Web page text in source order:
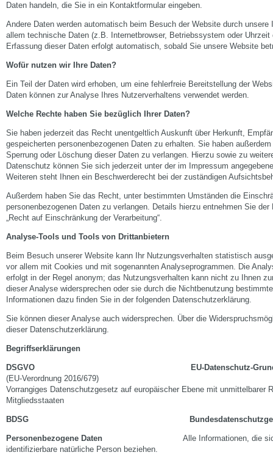
Daten handeln, die Sie in ein Kontaktformular eingeben.
Andere Daten werden automatisch beim Besuch der Website durch
allem technische Daten (z.B. Internetbrowser, Betriebssystem oder
Erfassung dieser Daten erfolgt automatisch, sobald Sie unsere Website
Wofür nutzen wir Ihre Daten?
Ein Teil der Daten wird erhoben, um eine fehlerfreie Bereitstellung der
Daten können zur Analyse Ihres Nutzerverhaltens verwendet werden.
Welche Rechte haben Sie bezüglich Ihrer Daten?
Sie haben jederzeit das Recht unentgeltlich Auskunft über Herkunft,
gespeicherten personenbezogenen Daten zu erhalten. Sie haben
Sperrung oder Löschung dieser Daten zu verlangen. Hierzu sowie zu
Datenschutz können Sie sich jederzeit unter der im Impressum
Weiteren steht Ihnen ein Beschwerderecht bei der zuständigen
Außerdem haben Sie das Recht, unter bestimmten Umständen die
personenbezogenen Daten zu verlangen. Details hierzu entnehmen Sie
„Recht auf Einschränkung der Verarbeitung“.
Analyse-Tools und Tools von Drittanbietern
Beim Besuch unserer Website kann Ihr Nutzungsverhalten statistisch
vor allem mit Cookies und mit sogenannten Analyseprogrammen. Die
erfolgt in der Regel anonym; das Nutzungsverhalten kann nicht zu Ihnen
dieser Analyse widersprechen oder sie durch die Nichtbenutzung
Informationen dazu finden Sie in der folgenden Datenschutzerklärung.
Sie können dieser Analyse auch widersprechen. Über die
dieser Datenschutzerklärung.
Begriffserklärungen
DSGVO EU-Datenschutz-
(EU-Verordnung 2016/679)
Vorrangiges Datenschutzgesetz auf europäischer Ebene mit unmittelbarer
Mitgliedsstaaten
BDSG
Personenbezogene Daten Alle Informationen, die
identifizierbare natürliche Person beziehen.